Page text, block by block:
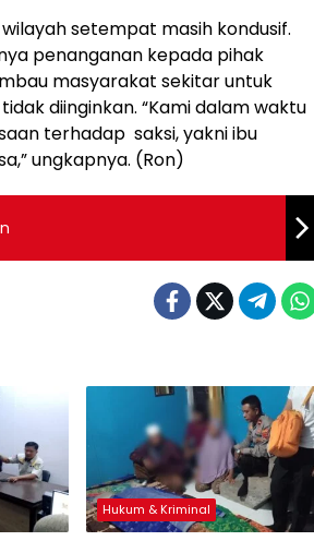
setempat masih kondusif.
penanganan kepada pihak
masyarakat sekitar untuk
diinginkan. “Kami dalam waktu
terhadap saksi, yakni ibu
ungkapnya. (Ron)
Hukum & Kriminal